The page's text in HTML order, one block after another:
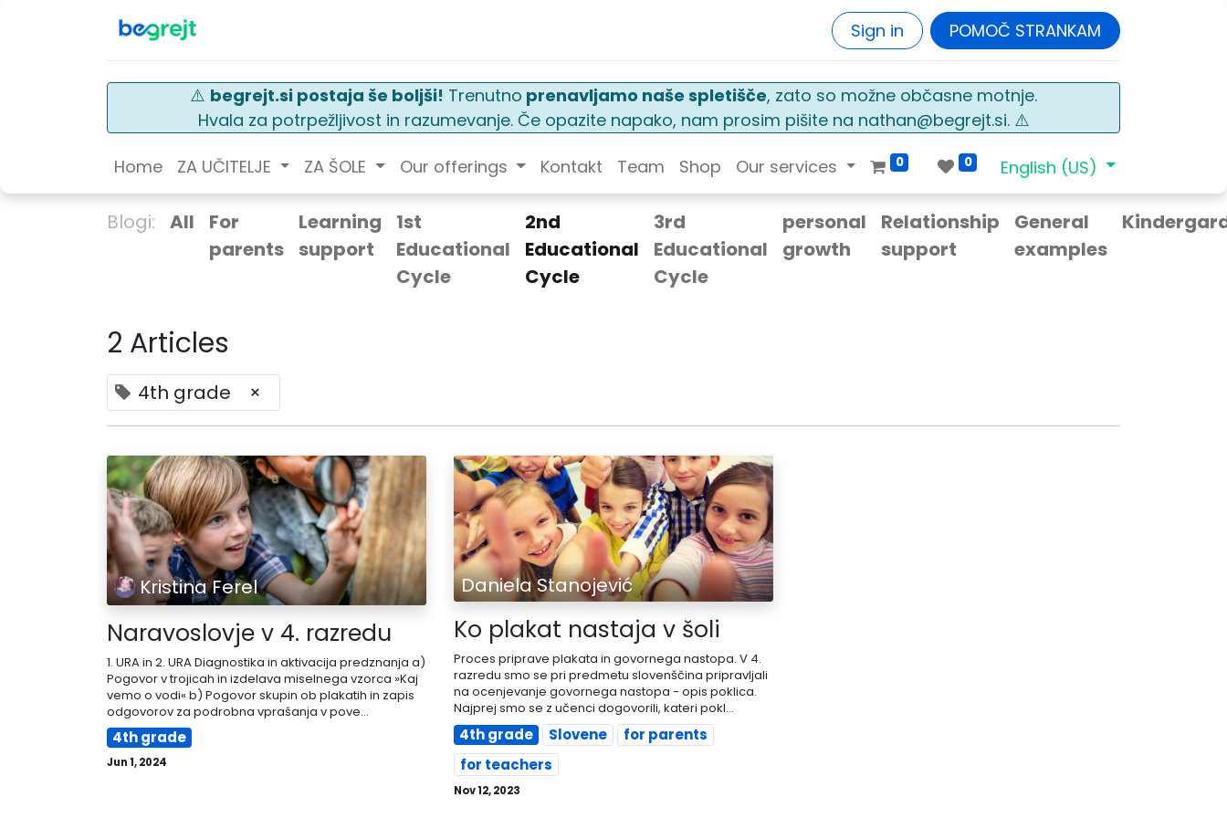
Sign in POMOČ STRANKAM
⚠️ begrejt.si postaja še boljši! Trenutno prenavljamo naše spletišče, zato so možne občasne motnje.
Hvala za potrpežljivost in razumevanje. Če opazite napako, nam prosim pišite na nathan@begrejt.si. ⚠️
Home ZA UČITELJE ZA ŠOLE Our offerings Kontakt Team Shop Our services 0 0 English (US)
Blogi: All
For
parents
Learning
support
1st
Educational
Cycle
2nd
Educational
Cycle
3rd
Educational
Cycle
personal
growth
Relationship
support
General
examples
2 Articles
4th grade ×
Kristina Ferel
Naravoslovje v 4. razredu
1. URA in 2. URA Diagnostika in aktivacija predznanja a)
Pogovor v trojicah in izdelava miselnega vzorca »Kaj
vemo o vodi« b) Pogovor skupin ob plakatih in zapis
odgovorov za podrobna vprašanja v pove...
4th grade
Jun 1, 2024
Daniela Stanojević
Ko plakat nastaja v šoli
Proces priprave plakata in govornega nastopa. V 4.
razredu smo se pri predmetu slovenščina pripravljali
na ocenjevanje govornega nastopa - opis poklica.
Najprej smo se z učenci dogovorili, kateri pokl...
4th grade Slovene
for parents
for teachers
Nov 12, 2023